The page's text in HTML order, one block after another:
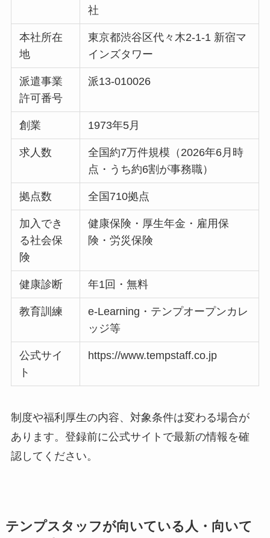
社
本社所在
地
東京都渋谷区代々木2-1-1 新宿マ
インズタワー
派遣事業
許可番号
派13-010026
創業 1973年5月
求人数
全国約7万件規模（2026年6月時
点・うち約6割が事務職）
拠点数 全国710拠点
加入でき
る社会保
険
健康保険・厚生年金・雇用保
険・労災保険
健康診断 年1回・無料
教育訓練
e-Learning・テンプオープンカレ
ッジ等
公式サイ
ト
https://www.tempstaff.co.jp
制度や福利厚生の内容、対象条件は変わる場合が
あります。登録前に公式サイトで最新の情報を確
認してください。
テンプスタッフが向いている人・向いて